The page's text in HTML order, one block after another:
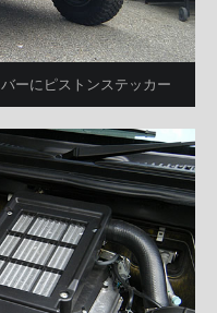
ーにピストンステッカー